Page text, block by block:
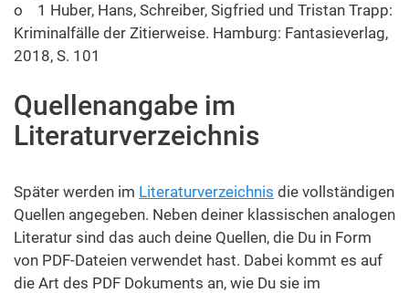
o 1 Huber, Hans, Schreiber, Sigfried und Tristan Trapp:
Kriminalfälle der Zitierweise. Hamburg: Fantasieverlag,
2018, S. 101
Quellenangabe im
Literaturverzeichnis
Später werden im Literaturverzeichnis die vollständigen
Quellen angegeben. Neben deiner klassischen analogen
Literatur sind das auch deine Quellen, die Du in Form
von PDF-Dateien verwendet hast. Dabei kommt es auf
die Art des PDF Dokuments an, wie Du sie im